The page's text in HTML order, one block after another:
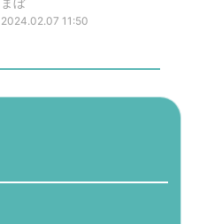
2024.02.07 11:50